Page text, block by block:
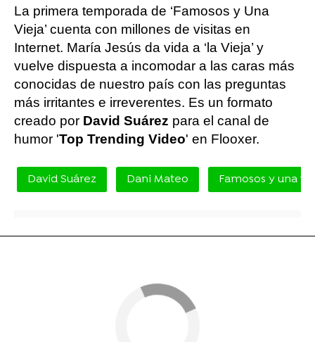
La primera temporada de ‘Famosos y Una
Vieja’ cuenta con millones de visitas en
Internet. María Jesús da vida a ‘la Vieja’ y
vuelve dispuesta a incomodar a las caras más
conocidas de nuestro país con las preguntas
más irritantes e irreverentes. Es un formato
creado por David Suárez para el canal de
humor 'Top Trending Video' en Flooxer.
David Suárez Dani Mateo Famosos y una